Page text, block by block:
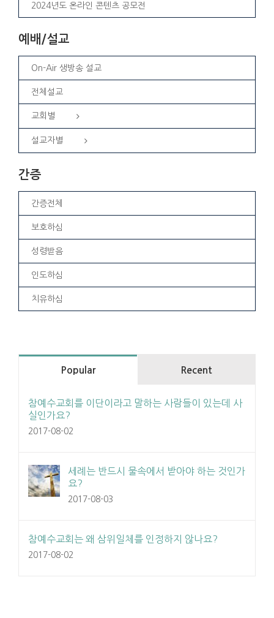
2024년도 온라인 콘텐츠 공모전
예배/설교
On-Air 생방송 설교
전체설교
교회별
설교자별
간증
간증전체
보호하심
성령받음
인도하심
치유하심
Popular Recent
참예수교회를 이단이라고 말하는 사람들이 있는데 사
실인가요?
2017-08-02
세례는 반드시 물속에서 받아야 하는 것인가
요?
2017-08-03
참예수교회는 왜 삼위일체를 인정하지 않나요?
2017-08-02